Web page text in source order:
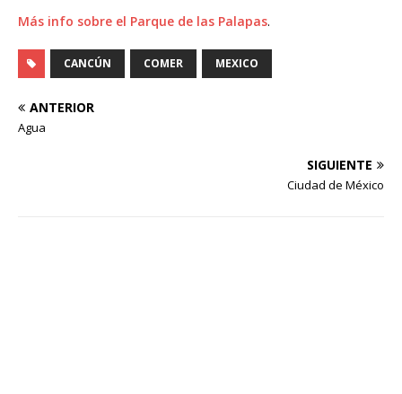
Más info sobre el Parque de las Palapas.
CANCÚN COMER MEXICO
ANTERIOR
Agua
SIGUIENTE
Ciudad de México